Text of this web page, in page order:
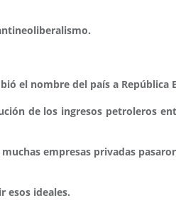
el nombre del país a República
de los ingresos petroleros
empresas privadas
esos ideales.